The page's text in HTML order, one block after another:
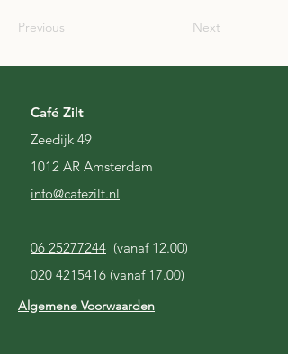
Previous Next
Café Zilt
Zeedijk 49
1012 AR Amsterdam
info@cafezilt.nl
06 25277244 (vanaf 12.00)
020 4215416 (vanaf 17.00)
Algemene Voorwaarden